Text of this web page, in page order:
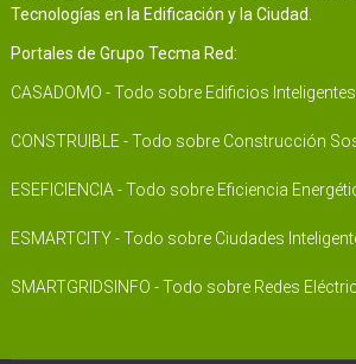
Tecnologías en la Edificación y la Ciudad.
Portales de Grupo Tecma Red:
CASADOMO - Todo sobre Edificios Inteligentes
CONSTRUIBLE - Todo sobre Construcción
ESEFICIENCIA - Todo sobre Eficiencia
ESMARTCITY - Todo sobre Ciudades
SMARTGRIDSINFO - Todo sobre Redes